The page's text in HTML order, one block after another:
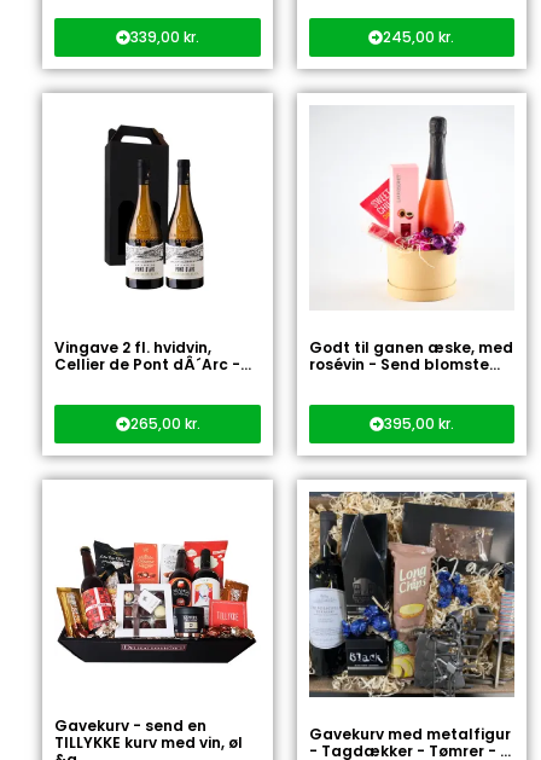
339,00kr. 245,00kr.
Vingave 2 fl. hvidvin,
Cellier de Pont dÂ´Arc -...
265,00 kr.
Godt til ganen æske, med
rosévin - Send blomste...
395,00 kr.
Gavekurv - send en
TILLYKKE kurv med vin, øl
Gavekurv med metalfigur
- Tagdækker - Tømrer - ...